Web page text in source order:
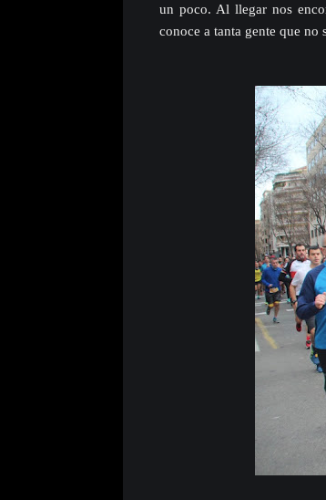
un poco. Al llegar nos
conoce a tanta gente que no